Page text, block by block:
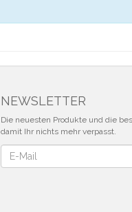
NEWSLETTER
Die neuesten Produkte und die
damit Ihr nichts mehr verpasst.
Newsletter